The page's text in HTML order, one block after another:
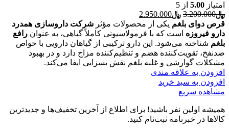
امتیاز 5.00 از 5
﷼3.200.000 قیمت
اصلی
﷼3.200.000
بود.
﷼2.950.000
فعلی
﷼2.950.000
است.
قرص دوای بلغم یکی از محصولات مؤثر شرکت داروسازی همدرد
دارو فیروزه است که با فرمولاسیونی کاملاً گیاهی، به عنوان رافع
بلغم شناخته می‌شود. این دارو ترکیبی از گیاهان دارویی با خواص
ضدنفخ، تقویت‌کننده هضم و تنظیم‌کننده مزاج دارد و در بهبود
مشکلات گوارشی و غلبه بلغم نقش بسزایی ایفا می‌کند.
افزودن به علاقه مندی
افزودن به سبد خرید
مشاهده سریع
همیشه اولین نفر باشید! برای اطلاع از آخرین تخفیف‌ها و جدیدترین
کالاها در خبرنامه ثبت‌نام کنید.